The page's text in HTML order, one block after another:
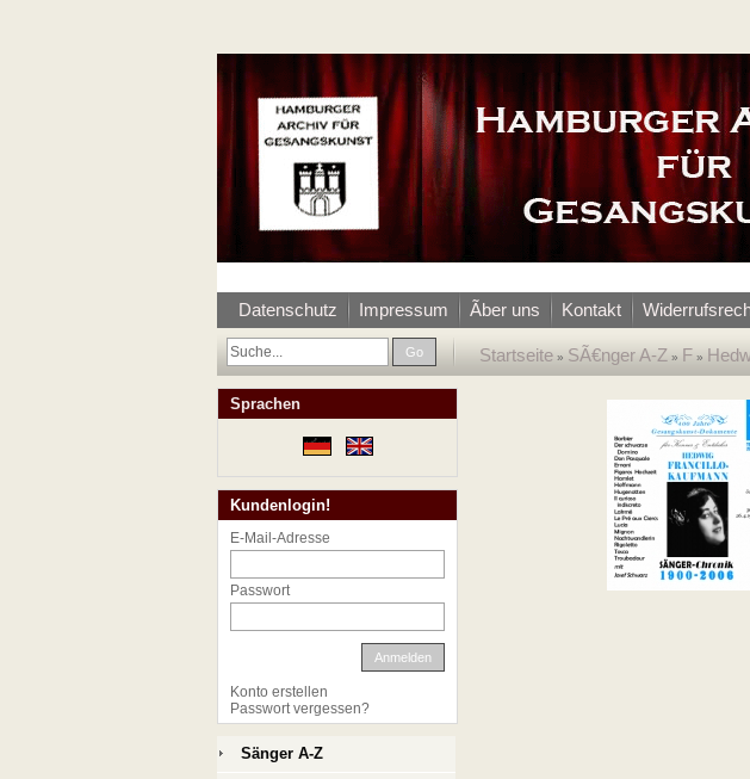
Datenschutz Impressum Ãber uns Kontakt
Go Startseite » SÃ€nger A-Z » F »
Sprachen
Kundenlogin!
E-Mail-Adresse
Passwort
Anmelden
Konto erstellen
Passwort vergessen?
Sänger A-Z